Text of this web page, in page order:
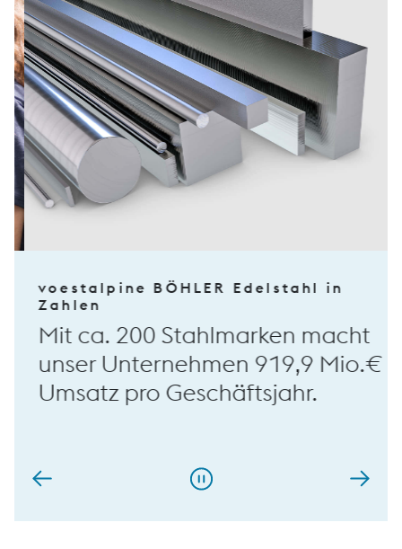
voestalpine BÖHLER Edelstahl in
Zahlen
Mit ca. 200 Stahlmarken macht
unser Unternehmen 919,9 Mio.€
Umsatz pro Geschäftsjahr.